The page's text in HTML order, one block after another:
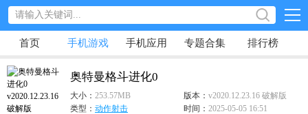
首页 手机游戏 手机应用 专题合集 排行榜
奥特曼格斗进化0
大小： 253.57MB 版本： v2020.12.23.16 破解版
类型： 动作射击 时间： 2025-05-05 16:51